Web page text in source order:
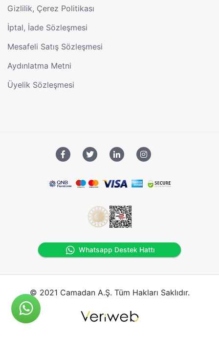
Gizlilik, Çerez Politikası
İptal, İade Sözleşmesi
Mesafeli Satış Sözleşmesi
Aydınlatma Metni
Üyelik Sözleşmesi
Whatsapp Destek Hattı
© 2021 Camadan A.Ş. Tüm Hakları Saklıdır.